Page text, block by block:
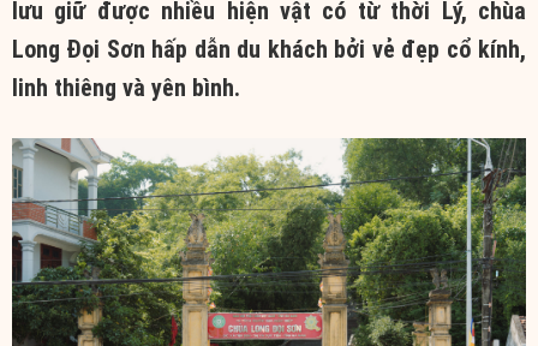
lưu giữ được nhiều hiện vật có từ thời Lý, chùa
Long Đọi Sơn hấp dẫn du khách bởi vẻ đẹp cổ kính,
linh thiêng và yên bình.